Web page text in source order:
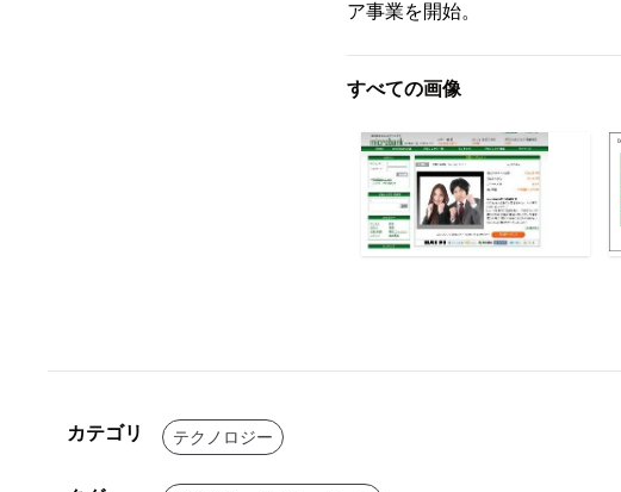
ア事業を開始。
すべての画像
カテゴリ テクノロジー